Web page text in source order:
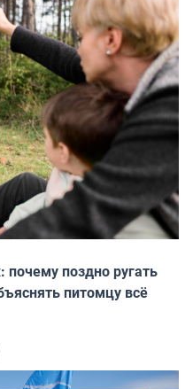
почему поздно ругать
питомцу всё